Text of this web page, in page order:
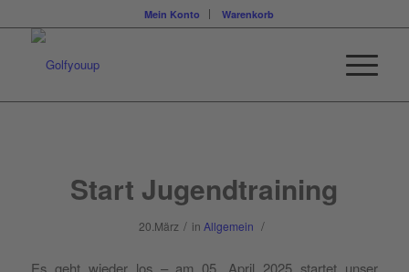
Mein Konto Warenkorb
Start Jugendtraining
20.März / in Allgemein /
Es geht wieder los – am 05. April 2025 startet unser